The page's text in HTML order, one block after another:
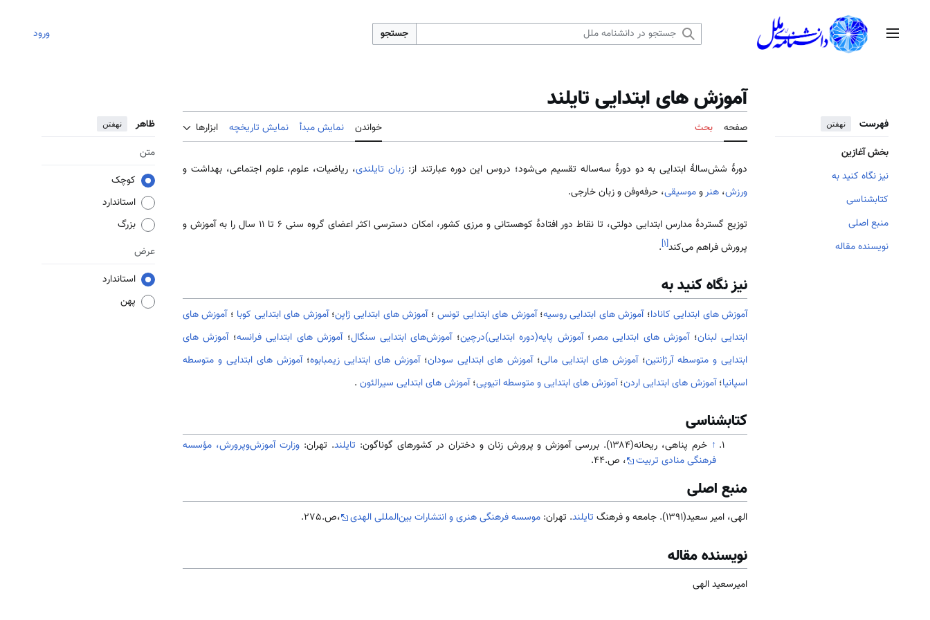
منوی اصلی جستجو ورود
فهرست نهفتن
بخش آغازین
نیز نگاه کنید به
کتابشناسی
منبع اصلی
نویسنده مقاله
آموزش های ابتدایی تایلند
صفحه بحث خواندن نمایش مبدأ نمایش تاریخچه ابزارها ظاهر نهفتن
متن
کوچک
استاندارد
بزرگ
عرض
استاندارد
پهن
دورهٔ شش‌سالهٔ ابتدایی به دو دورهٔ سه‌ساله تقسیم می‌شود؛ دروس این دوره عبارتند از: زبان تایلندی، ریاضیات، علوم، علوم اجتماعی، بهداشت و
ورزش، هنروموسیقی، حرفه‌وفن و زبان خارجی.
توزیع گستردهٔ مدارس ابتدایی دولتی، تا نقاط دور افتادهٔ کوهستانی و مرزی کشور، امکان دسترسی اکثر اعضای گروه سنی ۶ تا ۱۱ سال را به آموزش و
پرورش فراهم می‌کند[۱]
.
نیز نگاه کنید به
آموزش های ابتدایی کانادا؛آموزش های ابتدایی روسیه؛آموزش های ابتدایی تونس؛آموزش های ابتدایی ژاپن؛آموزش های ابتدایی کوبا ؛آموزش های
ابتدایی لبنان؛آموزش های ابتدایی مصر؛آموزش پایه(دوره ابتدایی)درچین؛آموزش‌های ابتدایی سنگال؛آموزش های ابتدایی فرانسه؛آموزش های
ابتدایی و متوسطه آرژانتین؛آموزش های ابتدایی مالی؛آموزش های ابتدایی سودان؛آموزش های ابتدایی زیمبابوه؛آموزش های ابتدایی و متوسطه
اسپانیا؛آموزش های ابتدایی اردن؛آموزش های ابتدایی و متوسطه اتیوپی؛آموزش های ابتدایی سیرالئون .
کتابشناسی
↑ خرم پناهی، ریحانه(۱۳۸۴). بررسی آموزش و پرورش زنان و دختران در کشورهای گوناگون: تایلند. تهران:وزارت آموزش‌وپرورش، مؤسسه
فرهنگی منادی تربیت
، ص.44.
منبع اصلی
الهی، امیر سعید(1391). جامعه و فرهنگ تایلند. تهران: موسسه فرهنگی هنری و انتشارات بین‌المللی الهدی ،ص.275.
نویسنده مقاله
امیرسعید الهی